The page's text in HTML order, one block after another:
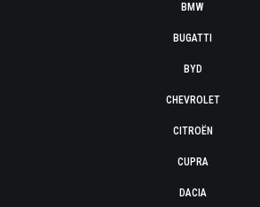
BMW
BUGATTI
BYD
CHEVROLET
CITROËN
CUPRA
DACIA